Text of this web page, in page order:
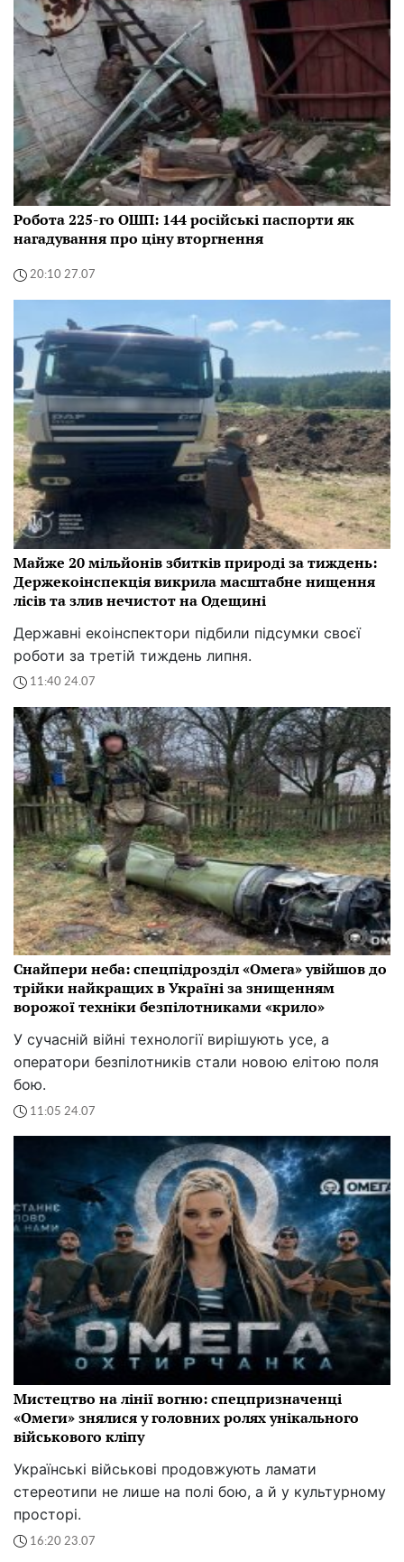
Робота 225-го ОШП: 144 російські паспорти як
нагадування про ціну вторгнення
20:10 27.07
Майже 20 мільйонів збитків природі за тиждень:
Держекоінспекція викрила масштабне нищення
лісів та злив нечистот на Одещині
Державні екоінспектори підбили підсумки своєї
роботи за третій тиждень липня.
11:40 24.07
Снайпери неба: спецпідрозділ «Омега» увійшов до
трійки найкращих в Україні за знищенням
ворожої техніки безпілотниками «крило»
У сучасній війні технології вирішують усе, а
оператори безпілотників стали новою елітою поля
бою.
11:05 24.07
Мистецтво на лінії вогню: спецпризначенці
«Омеги» знялися у головних ролях унікального
військового кліпу
Українські військові продовжують ламати
стереотипи не лише на полі бою, а й у культурному
просторі.
16:20 23.07